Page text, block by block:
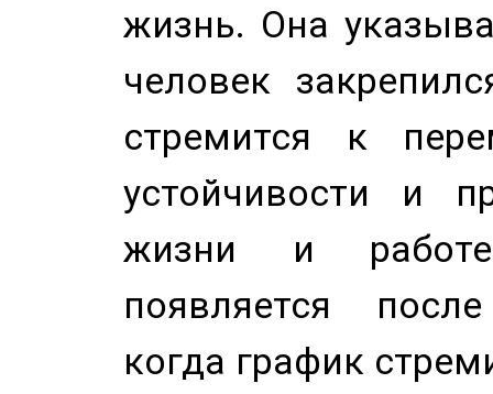
жизнь. Она
человек
стремится к
устойчивости и
жизни и
появляется
когда график